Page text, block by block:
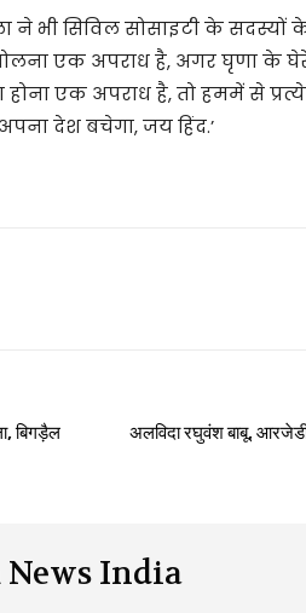
ने भी सिविल सोसाइटी के सदस्यों
बोलना एक अपराध है, अगर घृणा के
एक अपराध है, तो हममें से
देश बचेगा, जय हिंद.’
बिगड़ैल
अलविदा रघुवंश बाबू,
News India